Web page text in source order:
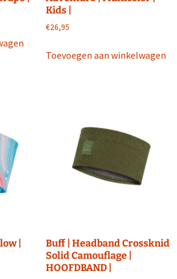
Kids |
€26,95
Toevoegen aan winkelwagen
|
Buff | Headband Crossknid
Solid Camouflage |
HOOFDBAND |